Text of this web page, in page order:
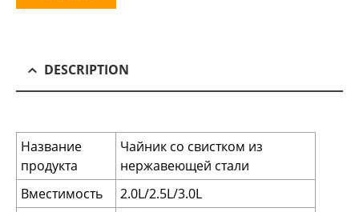
DESCRIPTION
Название
продукта
Чайник со свистком из
нержавеющей стали
Вместимость
2.0L/2.5L/3.0L